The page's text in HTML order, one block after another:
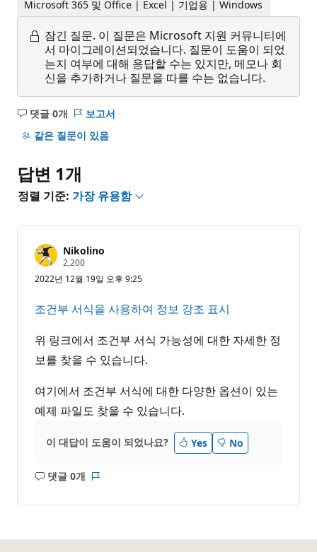
Microsoft 365 및 Office | Excel | 기업용 | Windows
잠긴 질문. 이 질문은 Microsoft 지원 커뮤니티에
서 마이그레이션되었습니다. 질문이 도움이 되었
는지 여부에 대해 응답할 수는 있지만, 메모나 회
신을 추가하거나 질문을 따를 수는 없습니다.
댓글 0개
설
명
음
보고서
같은 질문이 있음
답변 1개
정렬 기준: 가장 유용함
Nikolino
2,200평
포
트
2022년 12월 19일 오후 9:25
조건부 서식을 사용하여 정보 강조 표시
위 링크에서 조건부 서식 가능성에 대한 자세한 정
보를 찾을 수 있습니다.
여기에서 조건부 서식에 대한 다양한 옵션이 있는
예제 파일도 찾을 수 있습니다.
이 대답이 도움이 되었나요? Yes No
댓글 0개
설